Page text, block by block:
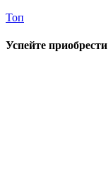
Топ
Успейте приобрести